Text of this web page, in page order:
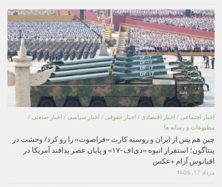
اخبار اجتماعی / اخبار اقتصادی / اخبار حقوقی / اخبار سیاسی / اخبار صنعتی /
مطبوعات و رسانه ها
چین هم پس از ایران و روسیه کارت «فراصوت» را رو کرد/ وحشت در
پنتاگون؛ استقرار انبوه «دی‌اف‑۱۷» و پایان عصر پدافند آمریکا در
اقیانوس آرام +عکس
مرداد 17, 1405